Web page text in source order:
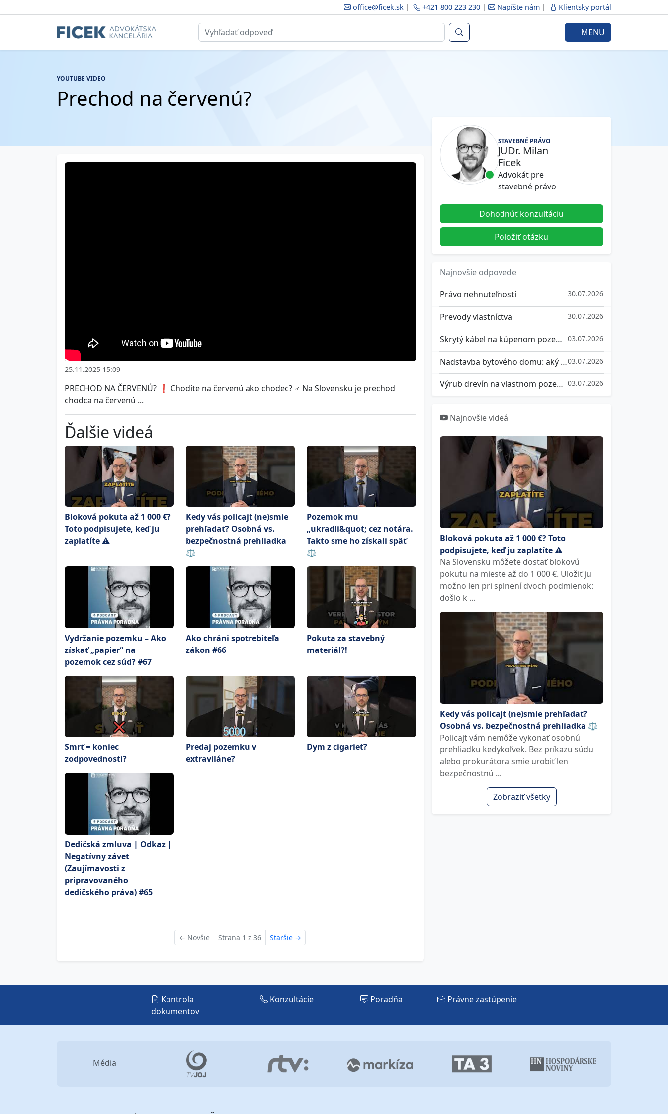
office@ficek.sk | +421 800 223 230 | Napíšte nám | Klientsky portál
MENU
YOUTUBE VIDEO
Prechod na červenú?
25.11.2025 15:09
PRECHOD NA ČERVENÚ? ❗️ Chodíte na červenú ako chodec? ‍♂️ Na Slovensku je prechod
chodca na červenú ...
Ďalšie videá
Bloková pokuta až 1 000 €?
Toto podpisujete, keď ju
zaplatíte ⚠️
Kedy vás policajt (ne)smie
prehľadať? Osobná vs.
bezpečnostná prehliadka
⚖️
Pozemok mu
„ukradli&quot; cez notára.
Takto sme ho získali späť
⚖️
Vydržanie pozemku – Ako
získať „papier“ na
pozemok cez súd? #67
Ako chráni spotrebiteľa
zákon #66
Pokuta za stavebný
materiál?!
Smrť = koniec
zodpovednosti?
Predaj pozemku v
extraviláne?
Dym z cigariet?
Dedičská zmluva | Odkaz |
Negatívny závet
(Zaujímavosti z
pripravovaného
dedičského práva) #65
← Novšie Strana 1 z 36 Staršie →
STAVEBNÉ PRÁVO
JUDr. Milan
Ficek
Advokát pre
stavebné právo
Dohodnúť konzultáciu
Položiť otázku
Najnovšie odpovede
Právo nehnuteľností 30.07.2026
Prevody vlastníctva 30.07.2026
Skrytý kábel na kúpenom pozemku: aké máte práva a ako sa brániť 03.07.2026
Nadstavba bytového domu: aký súhlas vlastníkov potrebujete a ako sa brániť, ak nesúhlasíte03.07.2026
Výrub drevín na vlastnom pozemku: kedy potrebujete súhlas a aké pokuty hrozia za nepovolený výrub stromu 03.07.2026
Najnovšie videá
Bloková pokuta až 1 000 €? Toto
podpisujete, keď ju zaplatíte ⚠️
Na Slovensku môžete dostať blokovú
pokutu na mieste až do 1 000 €. Uložiť ju
možno len pri splnení dvoch podmienok:
došlo k ...
Kedy vás policajt (ne)smie prehľadať?
Osobná vs. bezpečnostná prehliadka ⚖️
Policajt vám nemôže vykonať osobnú
prehliadku kedykoľvek. Bez príkazu súdu
alebo prokurátora smie urobiť len
bezpečnostnú ...
Zobraziť všetky
Kontrola
dokumentov
Konzultácie Poradňa Právne zastúpenie
Média